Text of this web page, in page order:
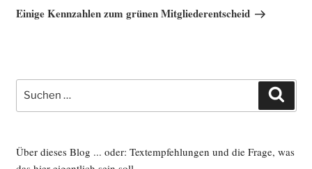
Beitrag
Einige Kennzahlen zum grünen Mitgliederentscheid
Suche
nach:
Über dieses Blog ... oder: Textempfehlungen und die Frage, was